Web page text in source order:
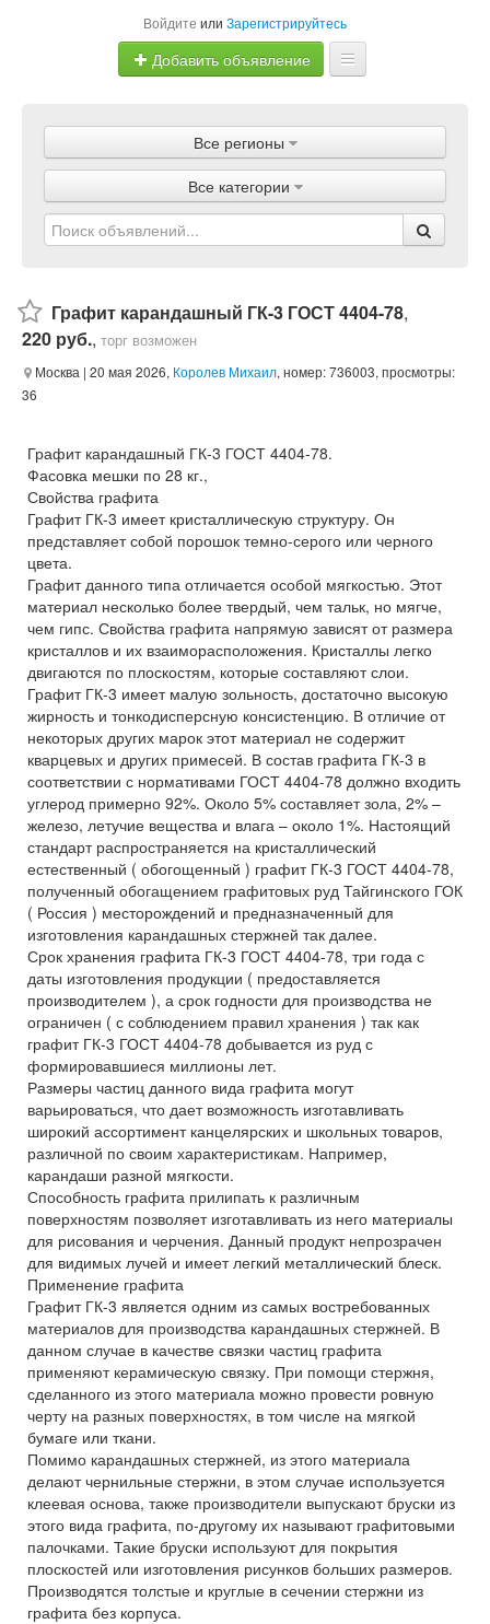
Войдите или Зарегистрируйтесь
Добавить объявление
Объявления
Магазины
Услуги
Все регионы
Все категории
Графит карандашный ГК-3 ГОСТ 4404-78,
220 руб., торг возможен
Москва | 20 мая 2026, Королев Михаил, номер: 736003, просмотры:
36
Графит карандашный ГК-3 ГОСТ 4404-78.
Фасовка мешки по 28 кг.,
Свойства графита
Графит ГК-3 имеет кристаллическую структуру. Он
представляет собой порошок темно-серого или черного
цвета.
Графит данного типа отличается особой мягкостью. Этот
материал несколько более твердый, чем тальк, но мягче,
чем гипс. Свойства графита напрямую зависят от размера
кристаллов и их взаиморасположения. Кристаллы легко
двигаются по плоскостям, которые составляют слои.
Графит ГК-3 имеет малую зольность, достаточно высокую
жирность и тонкодисперсную консистенцию. В отличие от
некоторых других марок этот материал не содержит
кварцевых и других примесей. В состав графита ГК-3 в
соответствии с нормативами ГОСТ 4404-78 должно входить
углерод примерно 92%. Около 5% составляет зола, 2% –
железо, летучие вещества и влага – около 1%. Настоящий
стандарт распространяется на кристаллический
естественный ( обогощенный ) графит ГК-3 ГОСТ 4404-78,
полученный обогащением графитовых руд Тайгинского ГОК
( Россия ) месторождений и предназначенный для
изготовления карандашных стержней так далее.
Срок хранения графита ГК-3 ГОСТ 4404-78, три года с
даты изготовления продукции ( предоставляется
производителем ), а срок годности для производства не
ограничен ( с соблюдением правил хранения ) так как
графит ГК-3 ГОСТ 4404-78 добывается из руд с
формировавшиеся миллионы лет.
Размеры частиц данного вида графита могут
варьироваться, что дает возможность изготавливать
широкий ассортимент канцелярских и школьных товаров,
различной по своим характеристикам. Например,
карандаши разной мягкости.
Способность графита прилипать к различным
поверхностям позволяет изготавливать из него материалы
для рисования и черчения. Данный продукт непрозрачен
для видимых лучей и имеет легкий металлический блеск.
Применение графита
Графит ГК-3 является одним из самых востребованных
материалов для производства карандашных стержней. В
данном случае в качестве связки частиц графита
применяют керамическую связку. При помощи стержня,
сделанного из этого материала можно провести ровную
черту на разных поверхностях, в том числе на мягкой
бумаге или ткани.
Помимо карандашных стержней, из этого материала
делают чернильные стержни, в этом случае используется
клеевая основа, также производители выпускают бруски из
этого вида графита, по-другому их называют графитовыми
палочками. Такие бруски используют для покрытия
плоскостей или изготовления рисунков больших размеров.
Производятся толстые и круглые в сечении стержни из
графита без корпуса.